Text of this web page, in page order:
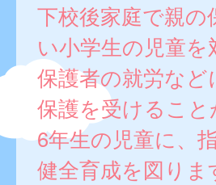
下校後家庭で親
い小学生の児童
保護者の就労な
保護を受けるこ
6年生の児童に、
健全育成を図りま